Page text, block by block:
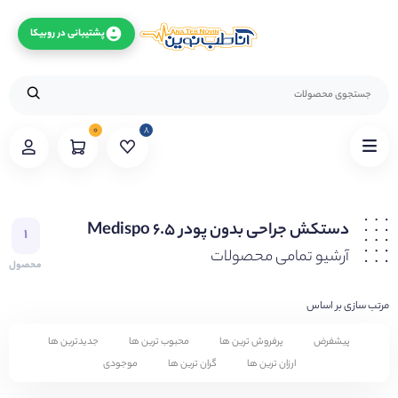
۰ ۸
دستکش جراحی بدون پودر 6.5 Medispo
آرشیو تمامی محصولات
۱
محصول
مرتب سازی بر اساس
پیشفرض پرفروش ترین ها محبوب ترین ها
جدیدترین ها
ارزان ترین ها
گران ترین ها موجودی
پشتیبانی در روبیکا